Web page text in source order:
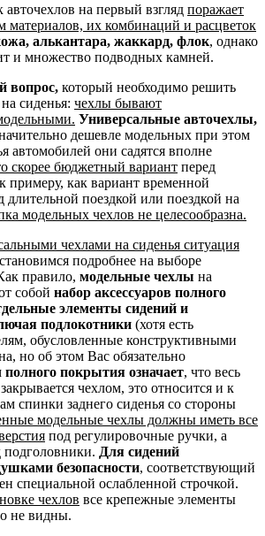
на первый взгляд поражает
материалов, их комбинаций и расцветок
алькантара, жаккард, флок, однако
и множество подводных камней.
вопрос, который необходимо решить
сиденья: чехлы бывают
Универсальные авточехлы,
дешевле модельных при этом
автомобилей они садятся вполне
скорее бюджетный вариант перед
примеру, как вариант временной
длительной поездкой или поездкой на
модельных чехлов не целесообразна.
чехлами на сиденья ситуация
подробнее на выборе
правило, модельные чехлы на
собой набор аксессуаров полного
элементы сидений и
подлокотники (хотя есть
обусловленные конструктивными
но об этом Вас обязательно
полного покрытия означает, что весь
чехлом, это относится и к
спинки заднего сиденья со стороны
модельные чехлы должны иметь все
под регулировочные ручки, а
подголовники. Для сидений
безопасности, соответствующий
специальной ослабленной строчкой.
чехлов все крепежные элементы
не видны.